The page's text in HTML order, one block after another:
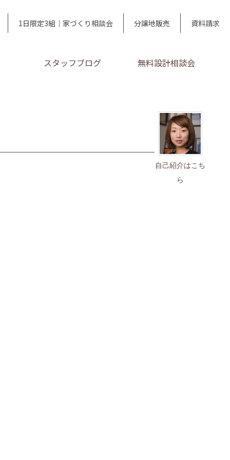
1日限定3組｜家づくり相談会 分譲地販売 資料請求
スタッフブログ 無料設計相談会
自己紹介はこち
ら